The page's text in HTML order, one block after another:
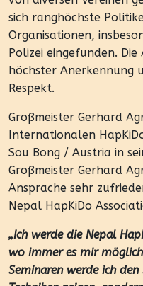
sich ranghöchste
Organisationen,
Polizei eingefunden.
höchster Anerkennung
Respekt.
Großmeister Gerhard
Internationalen
Sou Bong / Austria in
Großmeister Gerhard
Ansprache sehr
Nepal HapKiDo
„Ich werde die Nepal
wo immer es mir
Seminaren werde ich